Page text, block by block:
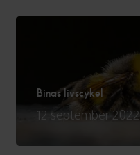
Binas livscykel
12 september 2022